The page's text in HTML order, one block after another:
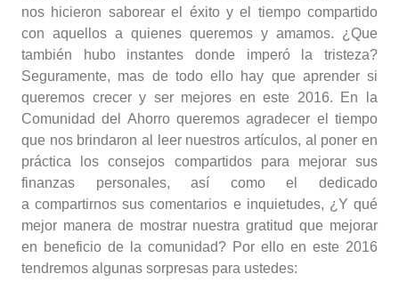
nos hicieron saborear el éxito y el tiempo compartido
con aquellos a quienes queremos y amamos. ¿Que
también hubo instantes donde imperó la tristeza?
Seguramente, mas de todo ello hay que aprender si
queremos crecer y ser mejores en este 2016. En la
Comunidad del Ahorro queremos agradecer el tiempo
que nos brindaron al leer nuestros artículos, al poner en
práctica los consejos compartidos para mejorar sus
finanzas personales, así como el dedicado
a compartirnos sus comentarios e inquietudes, ¿Y qué
mejor manera de mostrar nuestra gratitud que mejorar
en beneficio de la comunidad? Por ello en este 2016
tendremos algunas sorpresas para ustedes: